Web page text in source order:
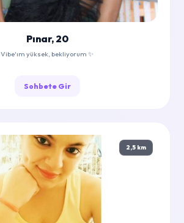
Pınar, 20
Vibe'ım yüksek, bekliyorum ✨
Sohbete Gir
2,5 km